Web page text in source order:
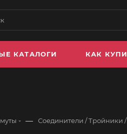
КАТАЛОГИ КАК
— Соединители / Тройники